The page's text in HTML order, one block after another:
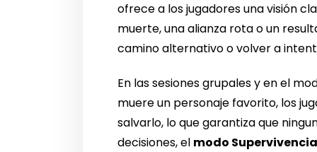
ofrece a los jugadores una visión
muerte, una alianza rota o un
camino alternativo o volver a
En las sesiones grupales y en el
muere un personaje favorito, los
salvarlo, lo que garantiza que
decisiones, el modo